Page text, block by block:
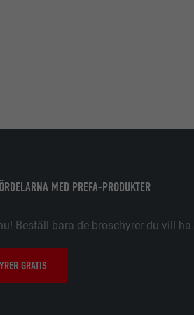
MED PREFA-PRODUKTER
Beställ bara de broschyrer du vill ha.
GRATIS
måste
data om
på